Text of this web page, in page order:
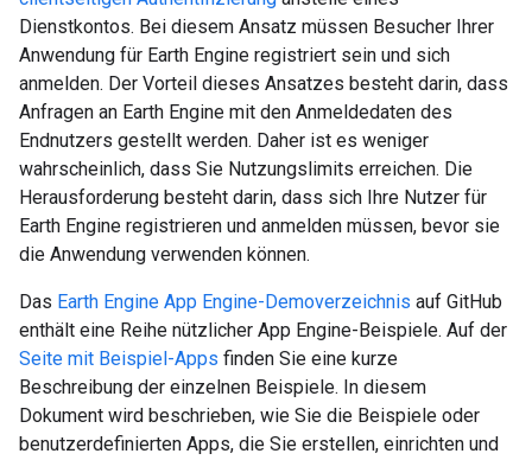
Dienstkontos. Bei diesem Ansatz müssen Besucher Ihrer
Anwendung für Earth Engine registriert sein und sich
anmelden. Der Vorteil dieses Ansatzes besteht darin, dass
Anfragen an Earth Engine mit den Anmeldedaten des
Endnutzers gestellt werden. Daher ist es weniger
wahrscheinlich, dass Sie Nutzungslimits erreichen. Die
Herausforderung besteht darin, dass sich Ihre Nutzer für
Earth Engine registrieren und anmelden müssen, bevor sie
die Anwendung verwenden können.
Das Earth Engine App Engine-Demoverzeichnis auf GitHub
enthält eine Reihe nützlicher App Engine-Beispiele. Auf der
Seite mit Beispiel-Apps finden Sie eine kurze
Beschreibung der einzelnen Beispiele. In diesem
Dokument wird beschrieben, wie Sie die Beispiele oder
benutzerdefinierten Apps, die Sie erstellen, einrichten und